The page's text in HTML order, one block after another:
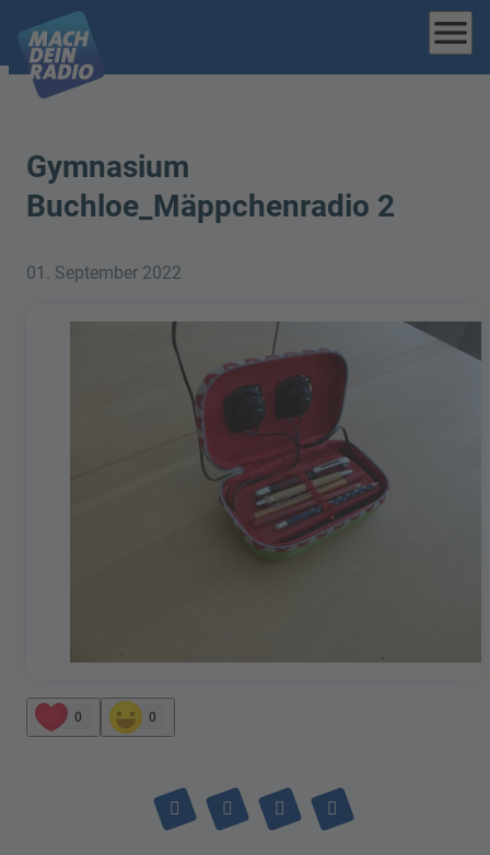
menu
Gymnasium
Buchloe_Mäppchenradio 2
01. September 2022
0 0